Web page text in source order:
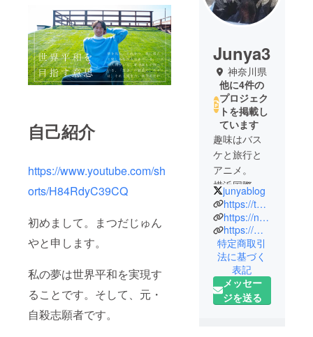
自己紹介
https://www.youtube.com/sh
orts/H84RdyC39CQ
初めまして。まつだじゅん
やと申します。
私の夢は世界平和を実現す
ることです。そして、元・
自殺志願者です。
Junya3
神奈川県
他に4件の
プロジェク
トを掲載し
ています
趣味はバス
ケと旅行と
アニメ。
横浜国際高
校を卒業し
て、マレー
シアのサン
ウェイ大学
に進学
その後帰国
して、プロ
グラマーを
junyablog
https://twitter.com/junyablog
https://note.com/rebellion23
https://matutuyaya10.wixsite.com/junya
特定商取引
法に基づく
表記
メッセー
ジを送る